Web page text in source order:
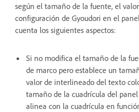
según el tamaño de la fuente, el
configuración de Gyoudori en el
cuenta los siguientes aspectos:
Si no modifica el tamaño de la
de marco pero establece un
valor de interlineado del texto
tamaño de la cuadrícula del
alinea con la cuadrícula en